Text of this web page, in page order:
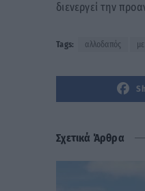
διενεργεί την
Tags: αλλοδαπός
Σχετικά Άρθρα